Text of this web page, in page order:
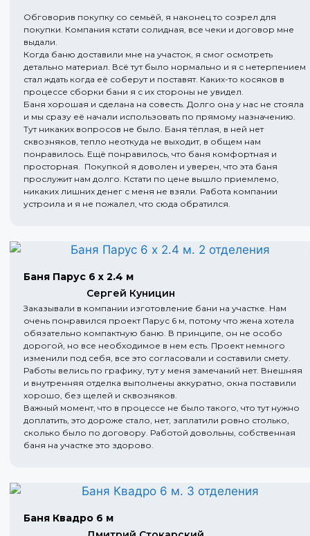
Обговорив покупку со семьёй, я наконец то созрел для
покупки. Компания кстати солидная, все чеки и договор мне
выдали.
Когда баню доставили мне на участок, я смог осмотреть
детально материал. Всё тут было нормально и я с нетерпением
стал ждать когда её соберут и поставят. Каких-то косяков в
процессе сборки бани я с их стороны не увидел.
Баня хорошая и сделана на совесть. Долго она у нас не стояла
и мы сразу её начали использовать по прямому назначению.
Тут никаких вопросов не было. Баня тёплая, в ней нет
сквозняков, тепло неоткуда не выходит, в общем нам
понравилось. Ещё понравилось, что баня комфортная и
просторная. Покупкой я доволен и уверен, что эта баня
прослужит нам долго. Кстати по цене вышло приемлемо,
никаких лишних денег с меня не взяли. Работа компании
устроила и я не пожалел, что сюда обратился.
Баня Парус 6 х 2.4 м
Сергей Куницин
Заказывали в компании изготовление бани на участке. Нам
очень понравился проект Парус 6 м, потому что жена хотела
обязательно компактную баню. В принципе, он не особо
дорогой, но все необходимое в нем есть. Проект немного
изменили под себя, все это согласовали и составили смету.
Работы велись по графику, тут у меня замечаний нет. Внешняя
и внутренняя отделка выполнены аккуратно, окна поставили
хорошо, без щелей и сквозняков.
Важный момент, что в процессе не было такого, что тут нужно
доплатить, это дороже стало, нет, заплатили ровно столько,
сколько было по договору. Работой довольны, собственная
баня на участке это здорово.
Баня Квадро 6 м